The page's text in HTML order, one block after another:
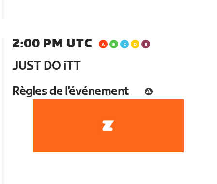
2:00 PM UTC
JUST DO iTT
Règles de l'événement